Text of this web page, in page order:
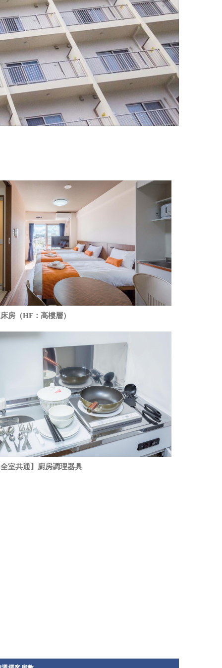
房（HF：高樓層）
室共通】廚房調理器具